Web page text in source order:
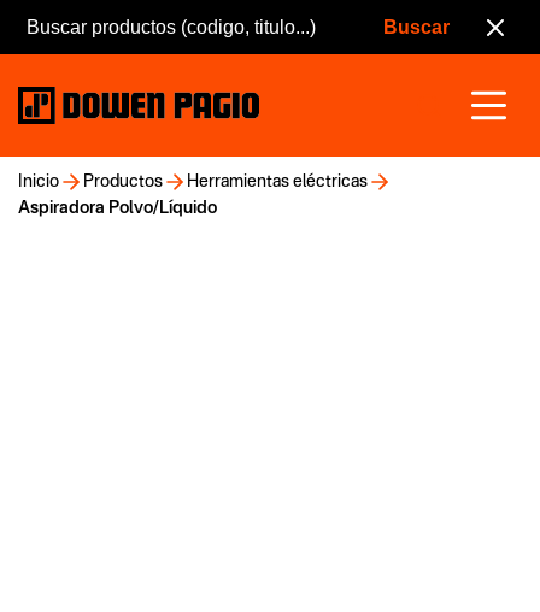
Inicio Productos
Herramientas eléctricas
Aspiradora Polvo/Líquido